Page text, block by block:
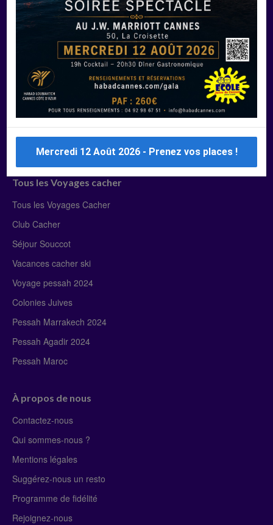
Manger Cacher
Liste des restaurants cacher
Restaurants cacher à Paris
Restaurants cacher à Deauville
Restaurants cacher à Lyon
Restaurants cacher à Marseille
Restaurants cacher Dubaï
Tous les Voyages cacher
Tous les Voyages Cacher
Club Cacher
Séjour Souccot
Vacances cacher ski
Voyage pessah 2024
Colonies Juives
Pessah Marrakech 2024
Pessah Agadir 2024
Pessah Maroc
À propos de nous
Contactez-nous
Qui sommes-nous ?
Mentions légales
Suggérez-nous un resto
Programme de fidélité
Rejoignez-nous
Mercredi 12 Août 2026 - Prenez vos places !